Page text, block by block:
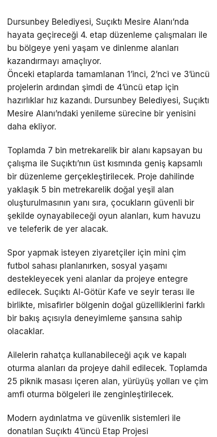
Dursunbey Belediyesi, Suçıktı Mesire Alanı’nda
hayata geçireceği 4. etap düzenleme çalışmaları ile
bu bölgeye yeni yaşam ve dinlenme alanları
kazandırmayı amaçlıyor.
Önceki etaplarda tamamlanan 1’inci, 2’nci ve 3’üncü
projelerin ardından şimdi de 4’üncü etap için
hazırlıklar hız kazandı. Dursunbey Belediyesi, Suçıktı
Mesire Alanı’ndaki yenileme sürecine bir yenisini
daha ekliyor.
Toplamda 7 bin metrekarelik bir alanı kapsayan bu
çalışma ile Suçıktı’nın üst kısmında geniş kapsamlı
bir düzenleme gerçekleştirilecek. Proje dahilinde
yaklaşık 5 bin metrekarelik doğal yeşil alan
oluşturulmasının yanı sıra, çocukların güvenli bir
şekilde oynayabileceği oyun alanları, kum havuzu
ve teleferik de yer alacak.
Spor yapmak isteyen ziyaretçiler için mini çim
futbol sahası planlanırken, sosyal yaşamı
destekleyecek yeni alanlar da projeye entegre
edilecek. Suçıktı Al-Götür Kafe ve seyir terası ile
birlikte, misafirler bölgenin doğal güzelliklerini farklı
bir bakış açısıyla deneyimleme şansına sahip
olacaklar.
Ailelerin rahatça kullanabileceği açık ve kapalı
oturma alanları da projeye dahil edilecek. Toplamda
25 piknik masası içeren alan, yürüyüş yolları ve çim
amfi oturma bölgeleri ile zenginleştirilecek.
Modern aydınlatma ve güvenlik sistemleri ile
donatılan Suçıktı 4’üncü Etap Projesi